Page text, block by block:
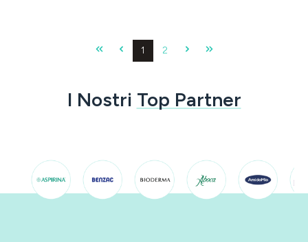
Pagina
1 Pagina
2
I Nostri Top Partner